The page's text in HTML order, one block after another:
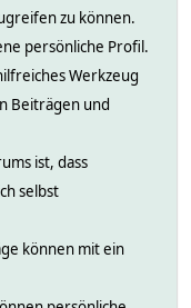
zu können.
persönliche Profil.
Werkzeug
Beiträgen und
ist, dass
selbst
können mit ein